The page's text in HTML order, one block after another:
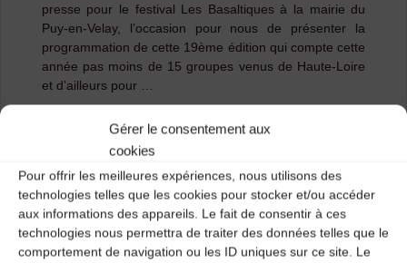
Gérer le consentement aux
cookies
Pour offrir les meilleures expériences, nous utilisons des
technologies telles que les cookies pour stocker et/ou accéder
aux informations des appareils. Le fait de consentir à ces
technologies nous permettra de traiter des données telles que le
comportement de navigation ou les ID uniques sur ce site. Le
presse pour le festival Les Basaltiques à la mairie du
Puy-en-Velay, l’occasion pour nous de présenter la
programmation de cette 19ème édition qui compte cette
année pas moins de 15 groupes venus de Haute-Loire
et d’ailleurs pour …
Lire l'article
sur
:
La